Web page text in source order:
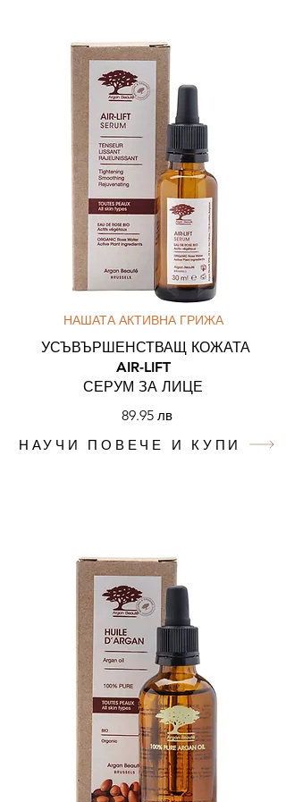
НАШАТА АКТИВНА ГРИЖА
УСЪВЪРШЕНСТВАЩ КОЖАТА
AIR-LIFT
СЕРУМ ЗА ЛИЦЕ
89.95 лв
НАУЧИ ПОВЕЧЕ И КУПИ